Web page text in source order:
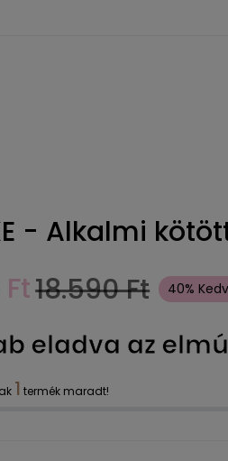
- Alkalmi
Ft18.590 Ft 40%
eladva az
1 termék maradt!